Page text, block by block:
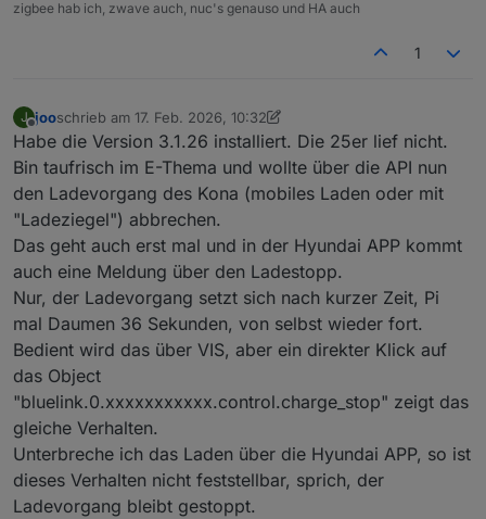
zigbee hab ich, zwave auch, nuc's genauso und HA auch
1
J
Offline
jooschrieb am 17. Feb. 2026, 10:32
zuletzt editiert von joo
Habe die Version 3.1.26 installiert. Die 25er lief nicht.
Bin taufrisch im E-Thema und wollte über die API nun
den Ladevorgang des Kona (mobiles Laden oder mit
"Ladeziegel") abbrechen.
Das geht auch erst mal und in der Hyundai APP kommt
auch eine Meldung über den Ladestopp.
Nur, der Ladevorgang setzt sich nach kurzer Zeit, Pi
mal Daumen 36 Sekunden, von selbst wieder fort.
Bedient wird das über VIS, aber ein direkter Klick auf
das Object
"bluelink.0.xxxxxxxxxxx.control.charge_stop" zeigt das
gleiche Verhalten.
Unterbreche ich das Laden über die Hyundai APP, so ist
dieses Verhalten nicht feststellbar, sprich, der
Ladevorgang bleibt gestoppt.